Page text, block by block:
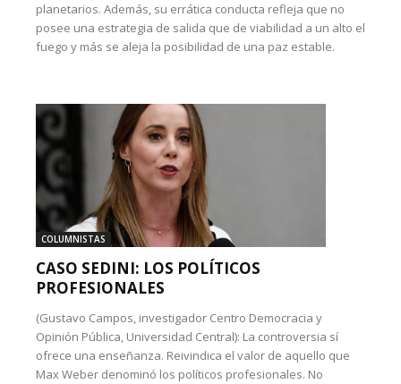
planetarios. Además, su errática conducta refleja que no
posee una estrategia de salida que de viabilidad a un alto el
fuego y más se aleja la posibilidad de una paz estable.
COLUMNISTAS
CASO SEDINI: LOS POLÍTICOS
PROFESIONALES
(Gustavo Campos, investigador Centro Democracia y
Opinión Pública, Universidad Central): La controversia sí
ofrece una enseñanza. Reivindica el valor de aquello que
Max Weber denominó los políticos profesionales. No